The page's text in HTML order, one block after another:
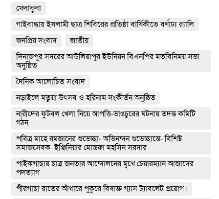
খেলাধুলা
গাইবান্ধায় ইসলামী ছাত্র শিবিরের প্রতিষ্ঠা বার্ষিকীতে বর্ণাঢ্য র‌্যালি
জনপ্রিয় সংবাদ
জাতীয়
দিনাজপুর সদরের আউলিয়াপুর ইউনিয়ন বিএনপির মতবিনিময় সভা
অনুষ্ঠিত
দৈনিক আলোচিত সংবাদ
নড়াইলে মতুয়া উৎসব ও হরিনাম সংকীর্তন অনুষ্ঠিত
নারীদের ফুটবল খেলা নিয়ে আপত্তি-ভাঙচুরের ঘটনায় তদন্ত কমিটি
গঠন
পবিত্র মাহে রমজানের শুভেচ্ছা- অভিনন্দন শুভেচ্ছান্তে- বিশিষ্ট
সমাজসেবক ইঞ্জিনিয়ার মোস্তফা মহসিন সরদার
পাইকগাছায় ছাত্র জনতার আন্দোলনের মুখে চেয়ারম্যান আজাদের
পদত্যাগ
পীরগাছা রাতের আঁধারে পুকুরে বিষাক্ত গ্যাস ট্যাবলেট প্রয়োগ।